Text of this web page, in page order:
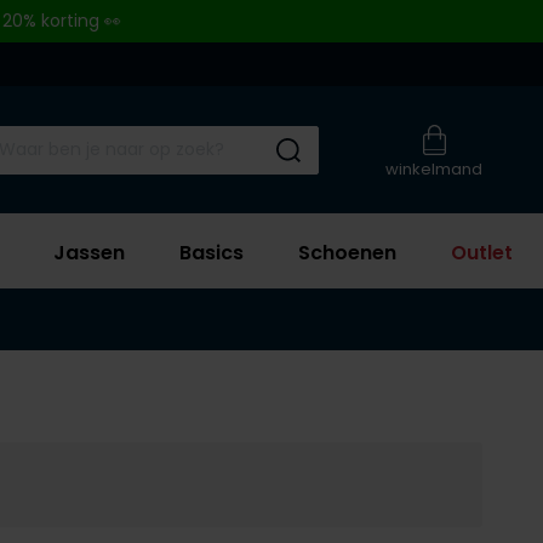
korting 👀
winkelmand
Submit search
Jassen Basics Schoenen Outlet